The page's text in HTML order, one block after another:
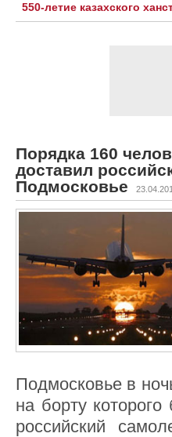
550-летие казахского
Порядка 160
доставил
Подмосковье
Подмосковье в
на борту
российский